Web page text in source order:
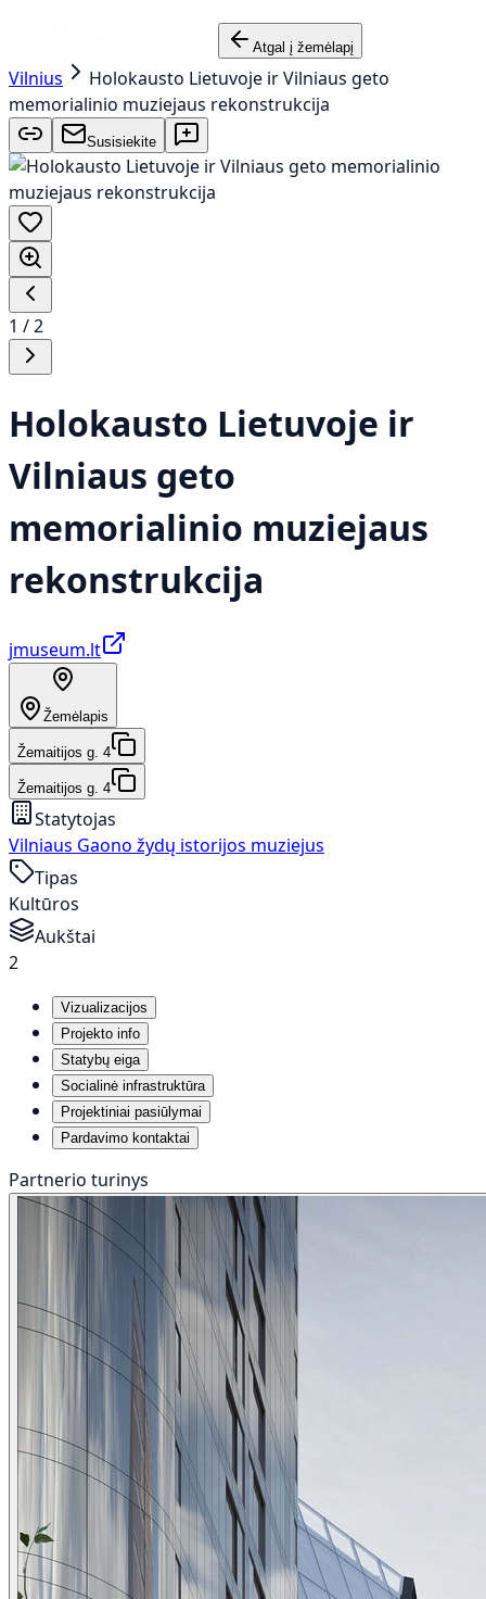
Atgal į žemėlapį
Vilnius
Holokausto Lietuvoje ir Vilniaus geto
memorialinio muziejaus rekonstrukcija
Susisiekite
1 /2
Holokausto Lietuvoje ir
Vilniaus geto
memorialinio muziejaus
rekonstrukcija
jmuseum.lt
Žemėlapis
Žemaitijos g. 4
Žemaitijos g. 4
Statytojas
Vilniaus Gaono žydų istorijos muziejus
Tipas
Kultūros
Aukštai
2
Vizualizacijos
Projekto info
Statybų eiga
Socialinė infrastruktūra
Projektiniai pasiūlymai
Pardavimo kontaktai
Partnerio turinys